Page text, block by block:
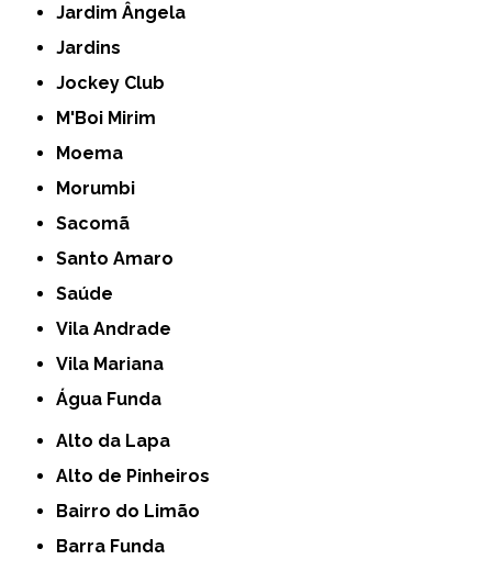
Jardim Ângela
Jardins
Jockey Club
M'Boi Mirim
Moema
Morumbi
Sacomã
Santo Amaro
Saúde
Vila Andrade
Vila Mariana
Água Funda
Alto da Lapa
Alto de Pinheiros
Bairro do Limão
Barra Funda